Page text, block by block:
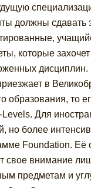
должны сдавать
которые
дисциплин.
в
образования, то
Levels. Для
но более
Foundation. Её
свое внимание
предметам и